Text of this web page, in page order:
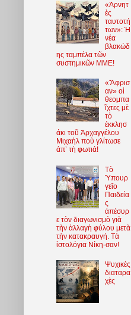
«Ἀρνητ
ὲς
ταυτοτή
των»: Ἡ
νέα
βλακώδ
ης ταμπέλα τῶν
συστημικῶν ΜΜΕ!
«Ἄφρισ
αν» οἱ
θεομπα
ῖχτες μὲ
τὸ
ἐκκλησ
άκι τοῦ Ἀρχαγγέλου
Μιχαὴλ ποὺ γλίτωσε
ἀπ’ τὴ φωτιά!
Τὸ
Ὑπουρ
γεῖο
Παιδεία
ς
ἀπέσυρ
ε τὸν διαγωνισμὸ γιὰ
τὴν ἀλλαγὴ φύλου μετὰ
τὴν κατακραυγή. Τὰ
ἱστολόγια Νίκη-σαν!
Ψυχικὲς
διαταρα
χὲς